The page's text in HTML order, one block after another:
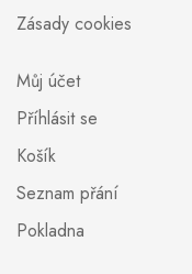
Zásady cookies
Můj účet
Příhlásit se
Košík
Seznam přání
Pokladna